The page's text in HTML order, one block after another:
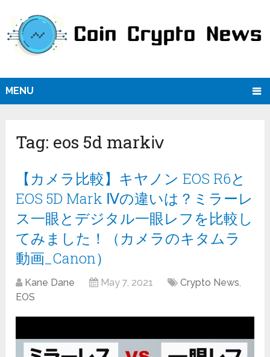
MENU
Tag: eos 5d markⅳ
【カメラ比較】キヤノン EOS R6と
EOS 5D Mark Ⅳの違いは？ミラーレ
ス一眼とデジタル一眼レフを比較し
てみました！（カメラのキタムラ
動画_Canon）
Kane Dane May 7, 2021 Crypto News,
EOS